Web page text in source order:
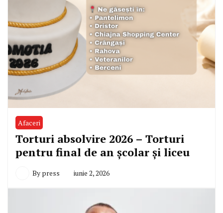
Afaceri
Torturi absolvire 2026 – Torturi
pentru final de an școlar și liceu
By press iunie 2, 2026